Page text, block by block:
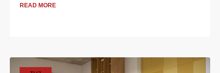
READ MORE